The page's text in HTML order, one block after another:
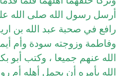
أرسل رسول الله صلى الله
رافع في صحبة عبد الله بن
وفاطمة وزوجته سودة وأم
الله عنهم جميعا ، وكتب أبو
الله يأمره أن يحمل أهله أم